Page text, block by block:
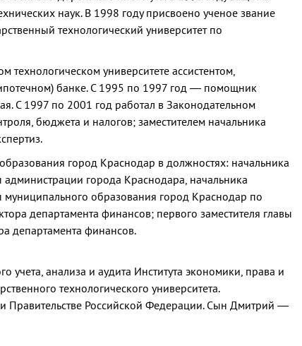
наук. В 1998 году присвоено ученое звание
технологический университет по
университете ассистентом,
банке. С 1995 по 1997 год — помощник
С 1997 по 2001 год работал в Законодательном
бюджета и налогов; заместителем начальника
город Краснодар в должностях: начальника
города Краснодара, начальника
муниципального образования город Краснодар по
департамента финансов; первого заместителя главы
департамента финансов.
учета, анализа и аудита Института экономики, права и
технологического университета.
Правительстве Российской Федерации. Сын Дмитрий —